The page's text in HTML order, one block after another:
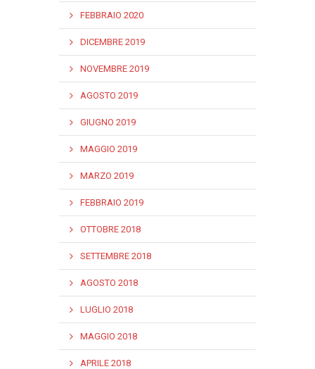
FEBBRAIO 2020
DICEMBRE 2019
NOVEMBRE 2019
AGOSTO 2019
GIUGNO 2019
MAGGIO 2019
MARZO 2019
FEBBRAIO 2019
OTTOBRE 2018
SETTEMBRE 2018
AGOSTO 2018
LUGLIO 2018
MAGGIO 2018
APRILE 2018